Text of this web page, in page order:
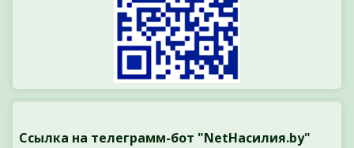
Ссылка на телеграмм-бот "NetНасилия.by"